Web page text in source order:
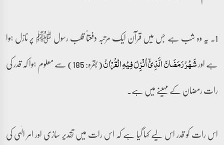
1۔ یہ وہ شب ہے جس میں قرآن ایک مرتبہ دفعتاً قلب رسول ﷺ پر نازل ہوا
ہے اورشَہۡرُ رَمَضَانَ الَّذِیۡۤ اُنۡزِلَ فِیۡہِ الۡقُرۡاٰنُ
(بقرہ: 185) سے معلوم ہوا کہ قدر کی
رات رمضان کے مہینے میں ہے۔
اس رات کو قدر اس لیے کہا گیا ہے کہ اس رات میں تقدیر سازی اور امر الٰہی کی